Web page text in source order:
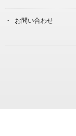
お問い合わせ